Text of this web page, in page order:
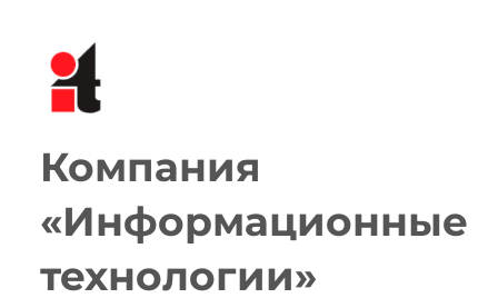
содержимому
Компания
«Информационные
технологии»